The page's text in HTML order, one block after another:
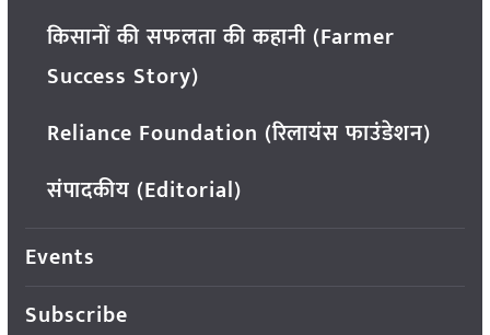
किसानों की सफलता की कहानी (Farmer
Success Story)
Reliance Foundation (रिलायंस फाउंडेशन)
संपादकीय (Editorial)
Events
Subscribe